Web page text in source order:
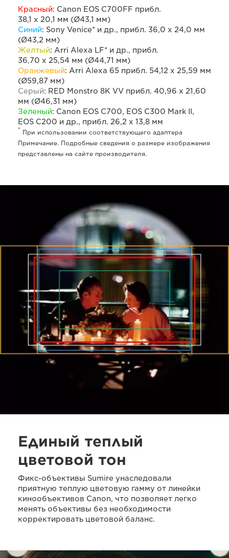
Красный: Canon EOS C700FF прибл.
38,1 x 20,1 мм (Ø43,1 мм)
Синий: Sony Venice* и др., прибл. 36,0 x 24,0 мм
(Ø43,2 мм)
Желтый: Arri Alexa LF* и др., прибл.
36,70 x 25,54 мм (Ø44,71 мм)
Оранжевый: Arri Alexa 65 прибл. 54,12 x 25,59 мм
(Ø59,87 мм)
Серый: RED Monstro 8K VV прибл. 40,96 x 21,60
мм (Ø46,31 мм)
Зеленый: Canon EOS C700, EOS C300 Mark II,
EOS C200 и др., прибл. 26,2 x 13,8 мм
* При использовании соответствующего адаптера
Примечание. Подробные сведения о размере изображения
представлены на сайте производителя.
Единый теплый
цветовой тон
Фикс-объективы Sumire унаследовали
приятную теплую цветовую гамму от линейки
кинообъективов Canon, что позволяет легко
менять объективы без необходимости
корректировать цветовой баланс.